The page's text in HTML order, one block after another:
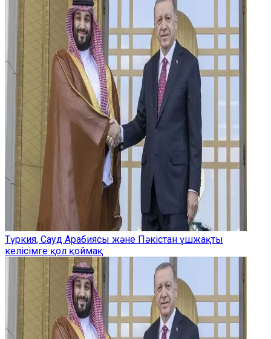
Түркия, Сауд Арабиясы және Пәкістан үшжақты
келісімге қол қоймақ